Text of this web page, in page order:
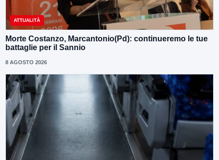
ATTUALITÀ
Morte Costanzo, Marcantonio(Pd): continueremo le tue
battaglie per il Sannio
8 AGOSTO 2026